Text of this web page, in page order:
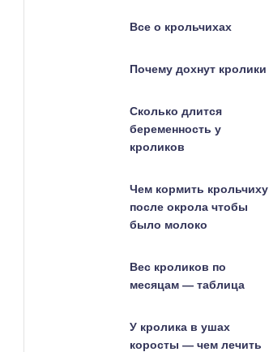
Все о крольчихах
Почему дохнут кролики
Сколько длится
беременность у
кроликов
Чем кормить крольчиху
после окрола чтобы
было молоко
Вес кроликов по
месяцам — таблица
У кролика в ушах
коросты — чем лечить